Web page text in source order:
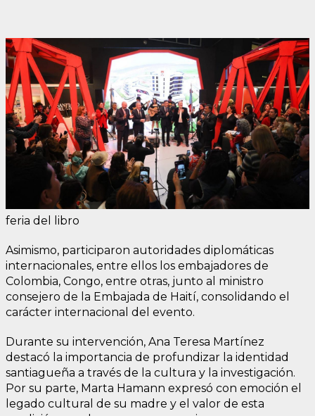
feria del libro
Asimismo, participaron autoridades diplomáticas
internacionales, entre ellos los embajadores de
Colombia, Congo, entre otras, junto al ministro
consejero de la Embajada de Haití, consolidando el
carácter internacional del evento.
Durante su intervención, Ana Teresa Martínez
destacó la importancia de profundizar la identidad
santiagueña a través de la cultura y la investigación.
Por su parte, Marta Hamann expresó con emoción el
legado cultural de su madre y el valor de esta